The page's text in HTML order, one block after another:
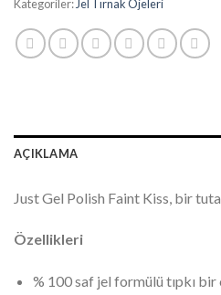
Kategoriler: Jel Tırnak Ojeleri
AÇIKLAMA
Just Gel Polish Faint Kiss, bir
Özellikleri
% 100 saf jel formülü tıpkı